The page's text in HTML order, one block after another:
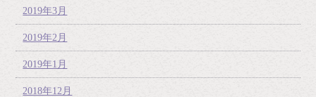
2019年3月
2019年2月
2019年1月
2018年12月